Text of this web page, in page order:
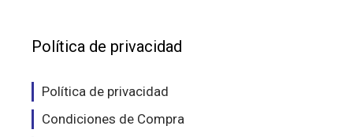
Política de privacidad
Política de privacidad
Condiciones de Compra